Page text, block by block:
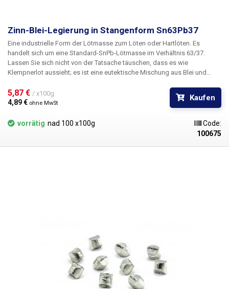
Zinn-Blei-Legierung in Stangenform Sn63Pb37
Eine industrielle Form der Lötmasse zum Löten oder Hartlöten. Es
handelt sich um eine Standard-SnPb-Lötmasse im Verhältnis 63/37.
Lassen Sie sich nicht von der Tatsache täuschen, dass es wie
Klempnerlot aussieht; es ist eine eutektische Mischung aus Blei und
es natürlich kein Flussmittel enthält. Sie ist überall dort ideal, wo größere
Mengen an Zinn benötigt werden - zum Beispiel zum Befüllen eines
5,87 € / x100g
4,89 € ohne MwSt
Kaufen
vorrätig nad 100 x100g
Code:
100675